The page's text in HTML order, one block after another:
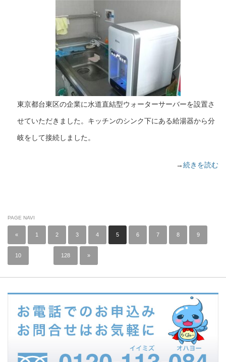
東京都台東区の企業に水道直結型ウォーターサーバーを設置さ
せていただきました。キッチンのシンク下にある給湯器から分
岐をして接続しました。
→続きを読む
PAGE NAVI
« 1 2 3 4 5 6 7 8 9
10 128 »